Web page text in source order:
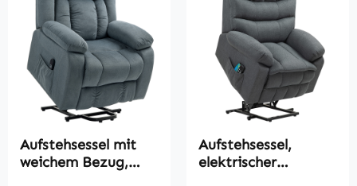
Aufstehsessel mit
weichem Bezug,
Aufstehsessel,
elektrischer